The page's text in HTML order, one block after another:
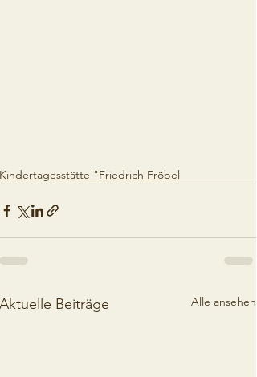
Kindertagesstätte "Friedrich Fröbel
Aktuelle Beiträge Alle ansehen